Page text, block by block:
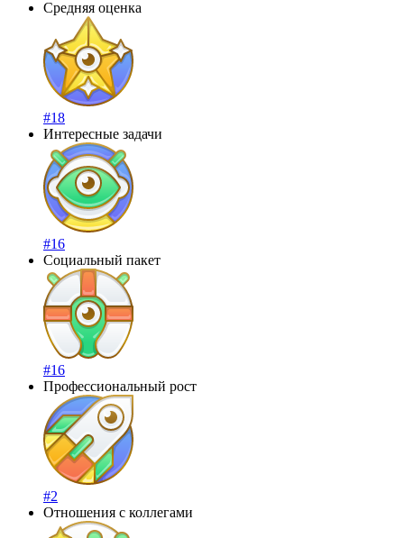
Средняя оценка
#18
Интересные задачи
#16
Социальный пакет
#16
Профессиональный рост
#2
Отношения с коллегами